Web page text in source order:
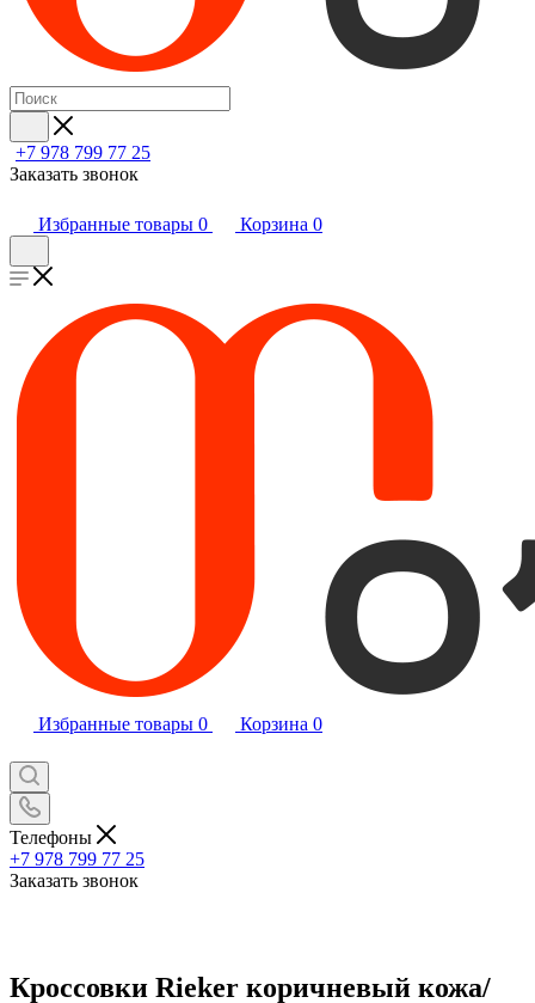
+7 978 799 77 25
Заказать звонок
Избранные товары 0 Корзина 0
Избранные товары 0 Корзина 0
Телефоны
+7 978 799 77 25
Заказать звонок
Кроссовки Rieker коричневый кожа/